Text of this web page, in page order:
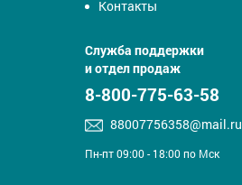
Контакты
Служба поддержки
и отдел продаж
8-800-775-63-58
88007756358@mail.ru
Пн-пт 09:00 - 18:00 по Мск